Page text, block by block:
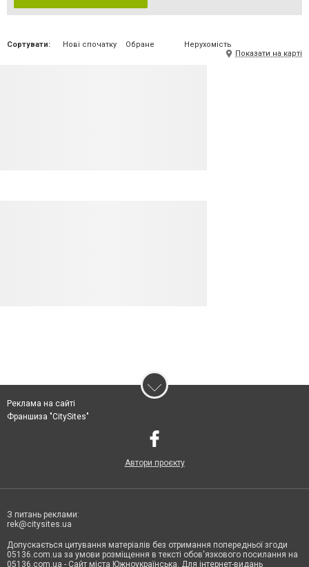
Сортувати: Нові спочатку Обране
Нерухомість
Показати на карті
Реклама на сайті
Франшиза "CitySites"
Автори проєкту
З питань реклами:
rek@citysites.ua
Допускається цитування матеріалів без отримання попередньої згоди
05136.com.ua за умови розміщення в тексті обов'язкового посилання на
05136.com.ua - Сайт міста Южноукраїнська. Для інтернет-видань